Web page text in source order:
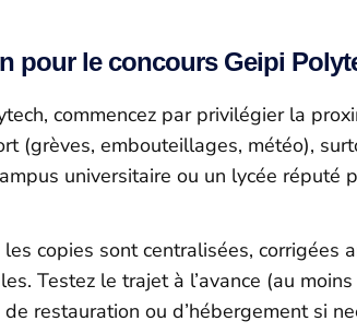
pour le concours Geipi
commencez par privilégier la
(grèves, embouteillages, météo),
universitaire ou un lycée réputé
copies sont centralisées, corrigées
Testez le trajet à l’avance (au
restauration ou d’hébergement si